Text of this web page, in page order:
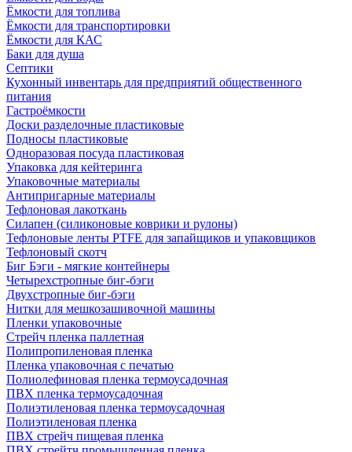
Ёмкости для топлива
Ёмкости для транспортировки
Ёмкости для КАС
Баки для душа
Септики
Кухонный инвентарь для предприятий общественного
питания
Гастроёмкости
Доски разделочные пластиковые
Подносы пластиковые
Одноразовая посуда пластиковая
Упаковка для кейтеринга
Упаковочные материалы
Антипригарные материалы
Тефлоновая лакоткань
Силапен (силиконовые коврики и рулоны)
Тефлоновые ленты PTFE для запайщиков и упаковщиков
Тефлоновый скотч
Биг Бэги - мягкие контейнеры
Четырехстропные биг-бэги
Двухстропные биг-бэги
Нитки для мешкозашивочной машины
Пленки упаковочные
Стрейч пленка паллетная
Полипропиленовая пленка
Пленка упаковочная с печатью
Полиолефиновая пленка термоусадочная
ПВХ пленка термоусадочная
Полиэтиленовая пленка термоусадочная
Полиэтиленовая пленка
ПВХ стрейч пищевая пленка